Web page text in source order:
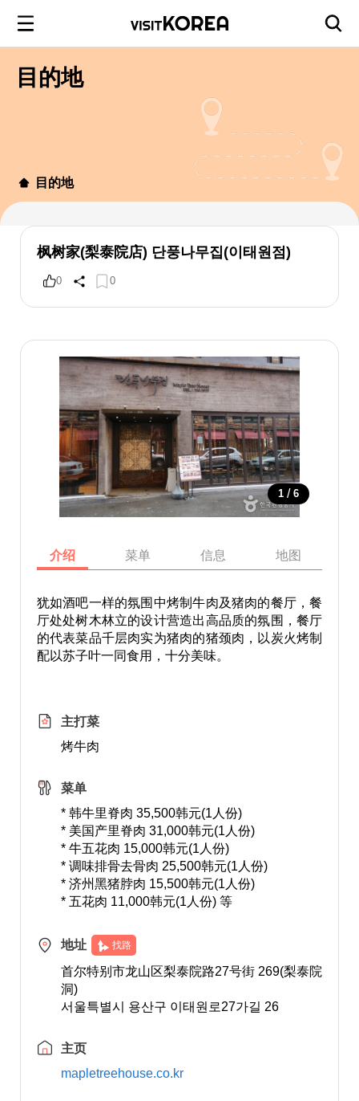
目的地
目的地
枫树家(梨泰院店) 단풍나무집(이태원점)
0 0
1 / 6
介绍 菜单 信息 地图
犹如酒吧一样的氛围中烤制牛肉及猪肉的餐厅，餐
厅处处树木林立的设计营造出高品质的氛围，餐厅
的代表菜品千层肉实为猪肉的猪颈肉，以炭火烤制
配以苏子叶一同食用，十分美味。
主打菜
烤牛肉
菜单
* 韩牛里脊肉 35,500韩元(1人份)
* 美国产里脊肉 31,000韩元(1人份)
* 牛五花肉 15,000韩元(1人份)
* 调味排骨去骨肉 25,500韩元(1人份)
* 济州黑猪脖肉 15,500韩元(1人份)
* 五花肉 11,000韩元(1人份) 等
地址 找路
首尔特别市龙山区梨泰院路27号街 269(梨泰院
洞)
서울특별시 용산구 이태원로27가길 26
主页
mapletreehouse.co.kr